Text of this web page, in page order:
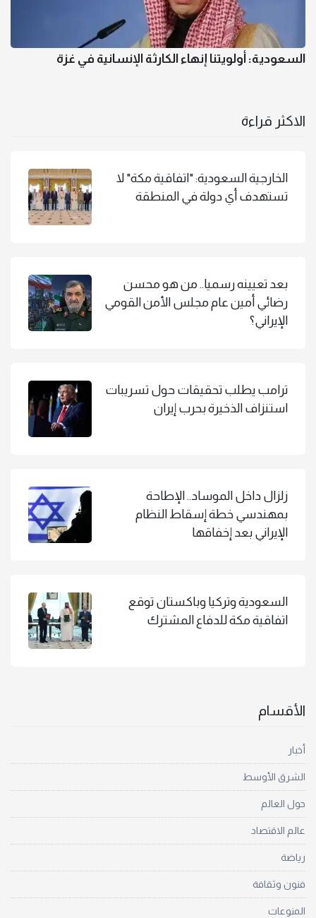
السعودية: أولويتنا إنهاء الكارثة الإنسانية في غزة
الاكثر قراءة
الخارجية السعودية: "اتفاقية مكة" لا
تستهدف أي دولة في المنطقة
بعد تعيينه رسميا.. من هو محسن
رضائي أمين عام مجلس الأمن القومي
الإيراني؟
ترامب يطلب تحقيقات حول تسريبات
استنزاف الذخيرة بحرب إيران
زلزال داخل الموساد.. الإطاحة
بمهندسي خطة إسقاط النظام
الإيراني بعد إخفاقها
السعودية وتركيا وباكستان توقع
اتفاقية مكة للدفاع المشترك
الأقسام
أخبار
الشرق الأوسط
حول العالم
عالم الاقتصاد
رياضة
فنون وثقافة
المنوعات